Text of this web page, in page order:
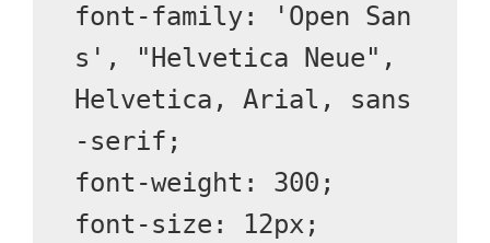
font-family: 'Open San
s', "Helvetica Neue",
Helvetica, Arial, sans
-serif;
font-weight: 300;
font-size: 12px;